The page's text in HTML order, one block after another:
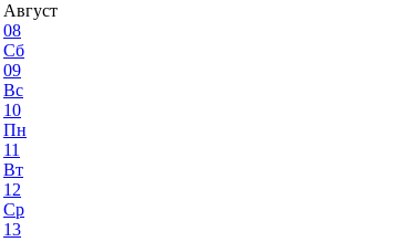
Август
08
Сб
09
Вс
10
Пн
11
Вт
12
Ср
13